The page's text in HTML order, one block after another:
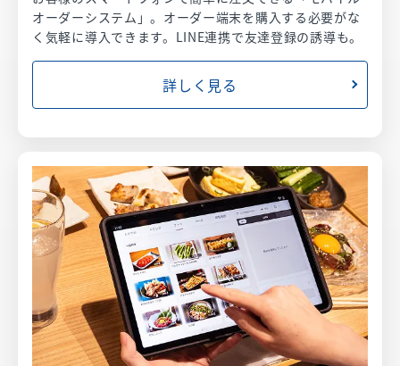
オーダーシステム」。オーダー端末を購入する必要がな
く気軽に導入できます。LINE連携で友達登録の誘導も。
詳しく見る